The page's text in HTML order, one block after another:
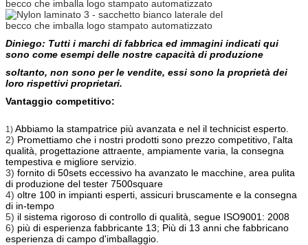
Diniego: Tutti i marchi di fabbrica ed immagini indicati qui
sono come esempi delle nostre capacità di produzione
soltanto, non sono per le vendite, essi sono la proprietà dei
loro rispettivi proprietari.
Vantaggio competitivo:
1) Abbiamo la stampatrice più avanzata e nel il technicist esperto.
2) Promettiamo che i nostri prodotti sono prezzo competitivo, l'alta
qualità, progettazione attraente, ampiamente varia, la consegna
tempestiva e migliore servizio.
3) fornito di 50sets eccessivo ha avanzato le macchine, area pulita
di produzione del tester 7500square
4) oltre 100 in impianti esperti, assicuri bruscamente e la consegna
di in-tempo
5) il sistema rigoroso di controllo di qualità, segue ISO9001: 2008
6) più di esperienza fabbricante 13; Più di 13 anni che fabbricano
esperienza di campo d'imballaggio.